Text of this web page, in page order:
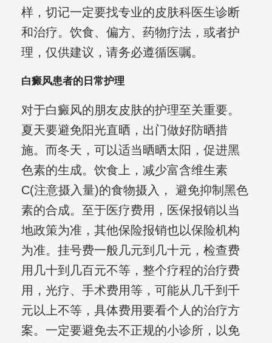
样，切记一定要找专业的皮肤科医生诊断
和治疗。饮食、偏方、药物疗法，或者护
理，仅供建议，请务必遵循医嘱。
白癜风患者的日常护理
对于白癜风的朋友皮肤的护理至关重要。
夏天要避免阳光直晒，出门做好防晒措
施。而冬天，可以适当晒晒太阳，促进黑
色素的生成。饮食上，减少富含维生素
C(注意摄入量)的食物摄入， 避免抑制黑色
素的合成。至于医疗费用，医保报销以当
地政策为准，其他保险报销也以保险机构
为准。挂号费一般几元到几十元，检查费
用几十到几百元不等，整个疗程的治疗费
用，光疗、手术费用等，可能从几千到千
元以上不等，具体费用要看个人的治疗方
案。一定要避免去不正规的小诊所，以免